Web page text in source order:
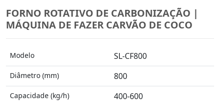
FORNO ROTATIVO DE CARBONIZAÇÃO |
MÁQUINA DE FAZER CARVÃO DE COCO
Modelo SL-CF800
Diâmetro (mm) 800
Capacidade (kg/h) 400-600